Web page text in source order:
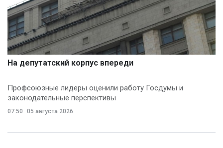
На депутатский корпус впереди
Профсоюзные лидеры оценили работу Госдумы и
законодательные перспективы
07:50 05 августа 2026